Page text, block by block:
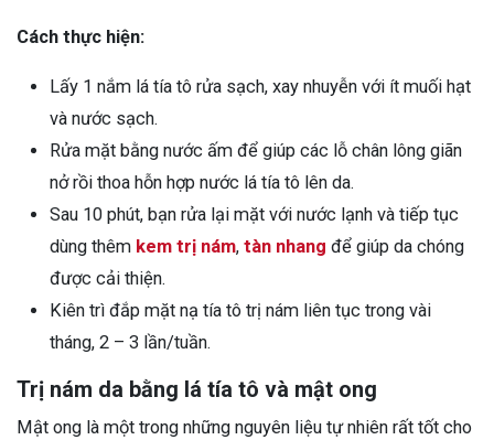
Cách thực hiện:
Lấy 1 nắm lá tía tô rửa sạch, xay nhuyễn với ít muối hạt
và nước sạch.
Rửa mặt bằng nước ấm để giúp các lỗ chân lông giãn
nở rồi thoa hỗn hợp nước lá tía tô lên da.
Sau 10 phút, bạn rửa lại mặt với nước lạnh và tiếp tục
dùng thêm kem trị nám, tàn nhang để giúp da chóng
được cải thiện.
Kiên trì đắp mặt nạ tía tô trị nám liên tục trong vài
tháng, 2 – 3 lần/tuần.
Trị nám da bằng lá tía tô và mật ong
Mật ong là một trong những nguyên liệu tự nhiên rất tốt cho